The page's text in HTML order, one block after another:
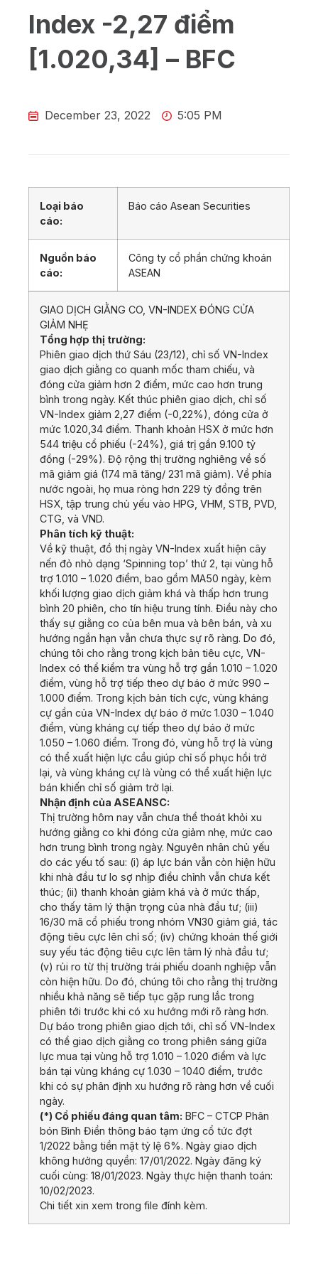
Index -2,27 điểm
[1.020,34] – BFC
December 23, 2022 5:05 PM
Loại báo
cáo:
Báo cáo Asean Securities
Nguồn báo
cáo:
Công ty cổ phần chứng khoán
ASEAN
GIAO DỊCH GIẰNG CO, VN-INDEX ĐÓNG CỬA
GIẢM NHẸ
Tổng hợp thị trường:
Phiên giao dịch thứ Sáu (23/12), chỉ số VN-Index
giao dịch giằng co quanh mốc tham chiếu, và
đóng cửa giảm hơn 2 điểm, mức cao hơn trung
bình trong ngày. Kết thúc phiên giao dịch, chỉ số
VN-Index giảm 2,27 điểm (-0,22%), đóng cửa ở
mức 1.020,34 điểm. Thanh khoản HSX ở mức hơn
544 triệu cổ phiếu (-24%), giá trị gần 9.100 tỷ
đồng (-29%). Độ rộng thị trường nghiêng về số
mã giảm giá (174 mã tăng/ 231 mã giảm). Về phía
nước ngoài, họ mua ròng hơn 229 tỷ đồng trên
HSX, tập trung chủ yếu vào HPG, VHM, STB, PVD,
CTG, và VND.
Phân tích kỹ thuật:
Về kỹ thuật, đồ thị ngày VN-Index xuất hiện cây
nến đỏ nhỏ dạng ‘Spinning top’ thứ 2, tại vùng hỗ
trợ 1.010 – 1.020 điểm, bao gồm MA50 ngày, kèm
khối lượng giao dịch giảm khá và thấp hơn trung
bình 20 phiên, cho tín hiệu trung tính. Điều này cho
thấy sự giằng co của bên mua và bên bán, và xu
hướng ngắn hạn vẫn chưa thực sự rõ ràng. Do đó,
chúng tôi cho rằng trong kịch bản tiêu cực, VN-
Index có thể kiểm tra vùng hỗ trợ gần 1.010 – 1.020
điểm, vùng hỗ trợ tiếp theo dự báo ở mức 990 –
1.000 điểm. Trong kịch bản tích cực, vùng kháng
cự gần của VN-Index dự báo ở mức 1.030 – 1.040
điểm, vùng kháng cự tiếp theo dự báo ở mức
1.050 – 1.060 điểm. Trong đó, vùng hỗ trợ là vùng
có thể xuất hiện lực cầu giúp chỉ số phục hồi trở
lại, và vùng kháng cự là vùng có thể xuất hiện lực
bán khiến chỉ số giảm trở lại.
Nhận định của ASEANSC:
Thị trường hôm nay vẫn chưa thể thoát khỏi xu
hướng giằng co khi đóng cửa giảm nhẹ, mức cao
hơn trung bình trong ngày. Nguyên nhân chủ yếu
do các yếu tố sau: (i) áp lực bán vẫn còn hiện hữu
khi nhà đầu tư lo sợ nhịp điều chỉnh vẫn chưa kết
thúc; (ii) thanh khoản giảm khá và ở mức thấp,
cho thấy tâm lý thận trọng của nhà đầu tư; (iii)
16/30 mã cổ phiếu trong nhóm VN30 giảm giá, tác
động tiêu cực lên chỉ số; (iv) chứng khoán thế giới
suy yếu tác động tiêu cực lên tâm lý nhà đầu tư;
(v) rủi ro từ thị trường trái phiếu doanh nghiệp vẫn
còn hiện hữu. Do đó, chúng tôi cho rằng thị trường
nhiều khả năng sẽ tiếp tục gặp rung lắc trong
phiên tới trước khi có xu hướng mới rõ ràng hơn.
Dự báo trong phiên giao dịch tới, chỉ số VN-Index
có thể giao dịch giằng co trong phiên sáng giữa
lực mua tại vùng hỗ trợ 1.010 – 1.020 điểm và lực
bán tại vùng kháng cự 1.030 – 1040 điểm, trước
khi có sự phân định xu hướng rõ ràng hơn về cuối
ngày.
(*) Cổ phiếu đáng quan tâm: BFC – CTCP Phân
bón Bình Điền thông báo tạm ứng cổ tức đợt
1/2022 bằng tiền mặt tỷ lệ 6%. Ngày giao dịch
không hưởng quyền: 17/01/2022. Ngày đăng ký
cuối cùng: 18/01/2023. Ngày thực hiện thanh toán:
10/02/2023.
Chi tiết xin xem trong file đính kèm.